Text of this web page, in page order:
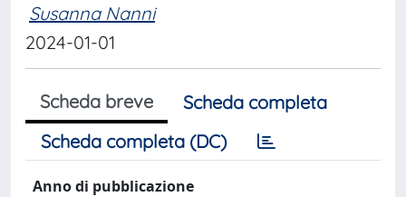
Susanna Nanni
2024-01-01
Scheda breve
Scheda completa
Scheda completa (DC)
Anno di pubblicazione